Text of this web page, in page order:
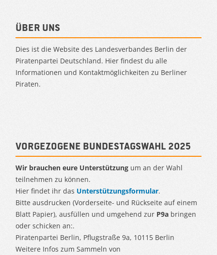
Über uns
Dies ist die Website des Landesverbandes Berlin der
Piratenpartei Deutschland. Hier findest du alle
Informationen und Kontaktmöglichkeiten zu Berliner
Piraten.
Vorgezogene Bundestagswahl 2025
Wir brauchen eure Unterstützung um an der Wahl
teilnehmen zu können.
Hier findet ihr das Unterstützungsformular.
Bitte ausdrucken (Vorderseite- und Rückseite auf einem
Blatt Papier), ausfüllen und umgehend zur P9a bringen
oder schicken an:.
Piratenpartei Berlin, Pflugstraße 9a, 10115 Berlin
Weitere Infos zum Sammeln von